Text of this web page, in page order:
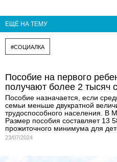
ЕЩЁ НА ТЕМУ
#СОЦИАЛКА
Пособие на первого
получают более 2 тысяч
Пособие назначается, если
семьи меньше двукратной
трудоспособного населения. В
Размер пособия составляет 13
прожиточного минимума для
23/07/2024